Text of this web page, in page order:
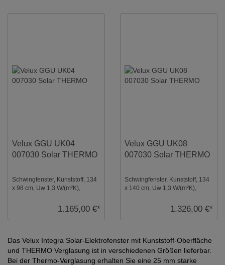
Velux GGU UK04
007030 Solar THERMO
Schwingfenster, Kunststoff, 134
x 98 cm, Uw 1,3 W/(m²K),
Dachfenster, Solar ...1.165,00 €*
Velux GGU UK08
007030 Solar THERMO
Schwingfenster, Kunststoff, 134
x 140 cm, Uw 1,3 W/(m²K),
Dachfenster, Solar ...1.326,00 €*
Das Velux Integra Solar-Elektrofenster mit Kunststoff-Oberfläche
und THERMO Verglasung ist in verschiedenen Größen lieferbar.
Bei der Thermo-Verglasung erhalten Sie eine 25 mm starke